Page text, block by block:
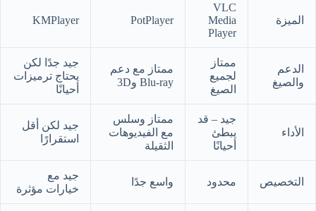
الميزة
VLC
Media
Player
PotPlayer
KMPlayer
الدعم
والصيغ
ممتاز
لجميع
الصيغ
ممتاز مع دعم
Blu-ray و3D
جيد جدًا لكن
يحتاج ترميزات
أحيانًا
الأداء
جيد – قد
يبطئ
أحيانًا
ممتاز وسلس
مع الفيديوهات
الثقيلة
جيد لكن أقل
استقرارًا
التخصيص محدود واسع جدًا
جيد مع
خيارات مؤثرة